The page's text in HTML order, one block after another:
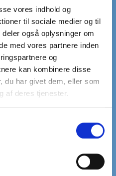
vores indhold og
til sociale medier og til
også oplysninger om
med vores partnere inden
og
kan kombinere disse
du har givet dem, eller som
af deres tjenester.
at reducere vores
energieffektive
Fra LED-belysning til
hver detalje bidrager
profil.
i bæredygtige
en ansvarlig og
er dybt
og de løsninger, vi